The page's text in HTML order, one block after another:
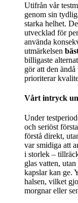
Utifrån vår
genom sin
starka helhet.
utvecklad för
använda
utmärkelsen
billigaste
gör att den
prioriterar
Vårt intryck
Under
och seriöst
förstå direkt,
var smidiga att
i storlek –
glas vatten,
kapslar kan ge.
halsen, vilket
morgnar eller